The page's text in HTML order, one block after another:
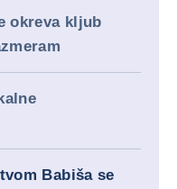
okreva kljub
Babiša se